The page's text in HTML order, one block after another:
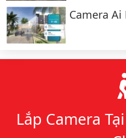
Camera Ai
Lý do chọn
Lắp Camera